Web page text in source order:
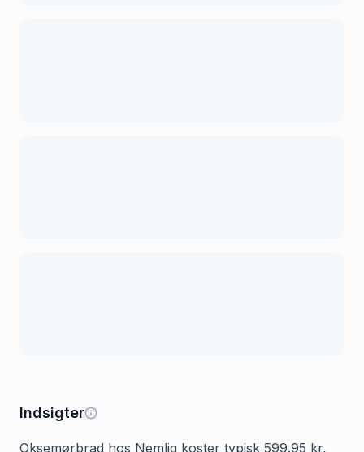
Indsigter
Oksemørbrad hos Nemlig koster typisk 599.95 kr,